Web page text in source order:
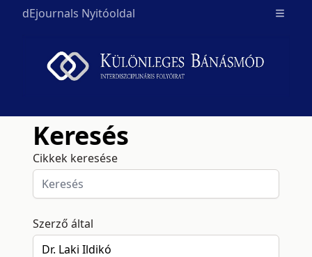
dEjournals Nyitóoldal Open
Keresés
Cikkek keresése
Szerző által